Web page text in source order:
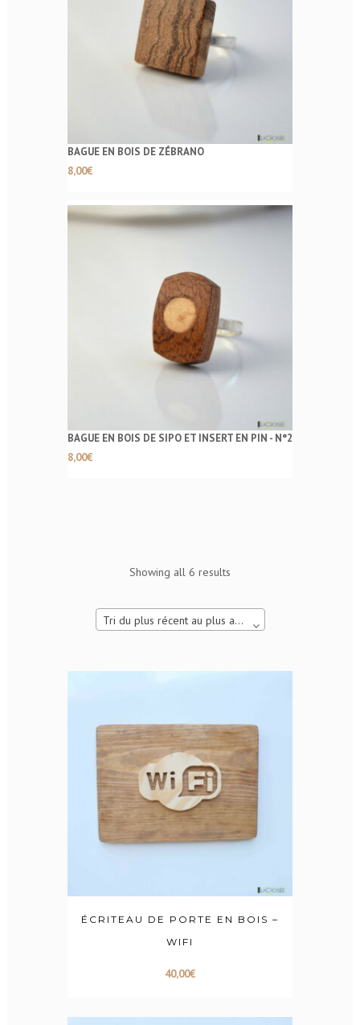
BAGUE EN BOIS DE ZÉBRANO
8,00€
BAGUE EN BOIS DE SIPO ET INSERT EN PIN - N°2
8,00€
Showing all 6 results
Tri du plus récent au plus ancien
ÉCRITEAU DE PORTE EN BOIS –
WIFI
40,00€